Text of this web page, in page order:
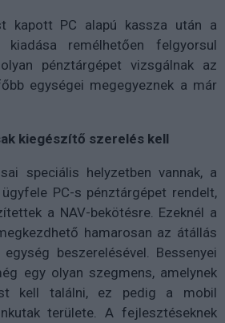
kapott PC alapú kassza után a
kiadása remélhetően felgyorsul
pénztárgépet vizsgálnak az
egységei megegyeznek a már
kiegészítő szerelés kell
speciális helyzetben vannak, a
PC-s pénztárgépet rendelt,
a NAV-bekötésre. Ezeknél a
hamarosan az átállás
beszerelésével. Bessenyei
egy olyan szegmens, amelynek
kell találni, ez pedig a mobil
területe. A fejlesztéseknek